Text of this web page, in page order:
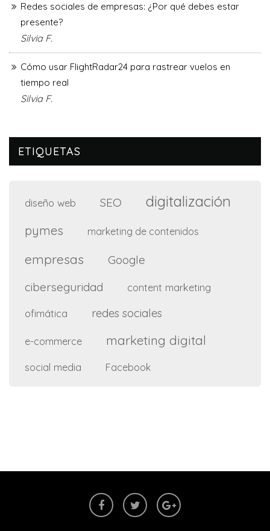
Redes sociales de empresas: ¿Por qué debes estar
presente?
Silvia F.
Cómo usar FlightRadar24 para rastrear vuelos en
tiempo real
Silvia F.
ETIQUETAS
diseño web SEO digitalización
pymes marketing de contenidos
empresas
Google
ciberseguridad
content marketing
ofimática redes sociales
e-commerce marketing digital
social media Facebook